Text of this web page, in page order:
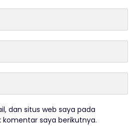
dan situs web saya pada
saya berikutnya.